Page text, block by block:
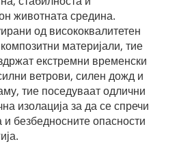
животната средина.
од висококвалитетен
материјали, тие
екстремни временски
ветрови, силен дожд и
тие поседуваат одлични
изолација за да се спречи
и безбедносните опасности